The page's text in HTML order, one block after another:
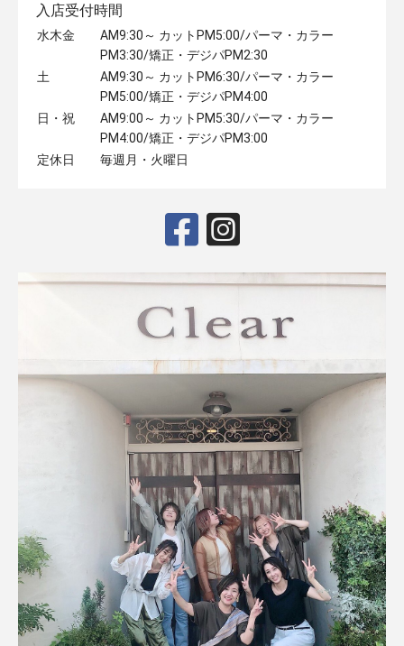
入店受付時間
水木金
AM9:30～ カットPM5:00/パーマ・カラー
PM3:30/矯正・デジパPM2:30
土
AM9:30～ カットPM6:30/パーマ・カラー
PM5:00/矯正・デジパPM4:00
日・祝
AM9:00～ カットPM5:30/パーマ・カラー
PM4:00/矯正・デジパPM3:00
定休日
毎週月・火曜日